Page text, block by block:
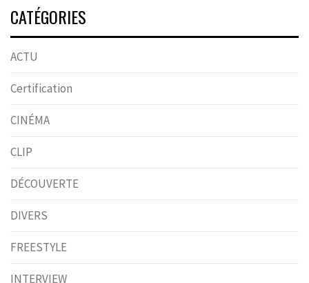
CATÉGORIES
ACTU
Certification
CINÉMA
CLIP
DÉCOUVERTE
DIVERS
FREESTYLE
INTERVIEW